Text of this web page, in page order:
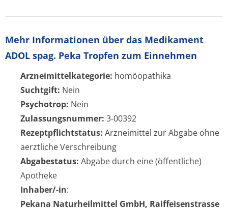
Mehr Informationen über das Medikament
ADOL spag. Peka Tropfen zum Einnehmen
Arzneimittelkategorie: homöopathika
Suchtgift: Nein
Psychotrop: Nein
Zulassungsnummer: 3-00392
Rezeptpflichtstatus: Arzneimittel zur Abgabe ohne
aerztliche Verschreibung
Abgabestatus: Abgabe durch eine (öffentliche)
Apotheke
Inhaber/-in:
Pekana Naturheilmittel GmbH, Raiffeisenstrasse